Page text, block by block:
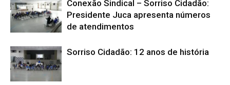
Conexão Sindical – Sorriso Cidadão:
Presidente Juca apresenta números
de atendimentos
Sorriso Cidadão: 12 anos de história